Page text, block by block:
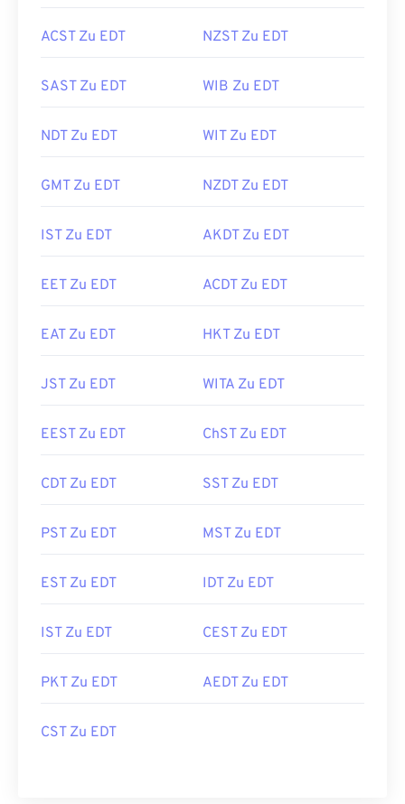
ACST Zu EDT NZST Zu EDT
SAST Zu EDT WIB Zu EDT
NDT Zu EDT WIT Zu EDT
GMT Zu EDT NZDT Zu EDT
IST Zu EDT AKDT Zu EDT
EET Zu EDT ACDT Zu EDT
EAT Zu EDT HKT Zu EDT
JST Zu EDT WITA Zu EDT
EEST Zu EDT ChST Zu EDT
CDT Zu EDT SST Zu EDT
PST Zu EDT MST Zu EDT
EST Zu EDT IDT Zu EDT
IST Zu EDT CEST Zu EDT
PKT Zu EDT AEDT Zu EDT
CST Zu EDT